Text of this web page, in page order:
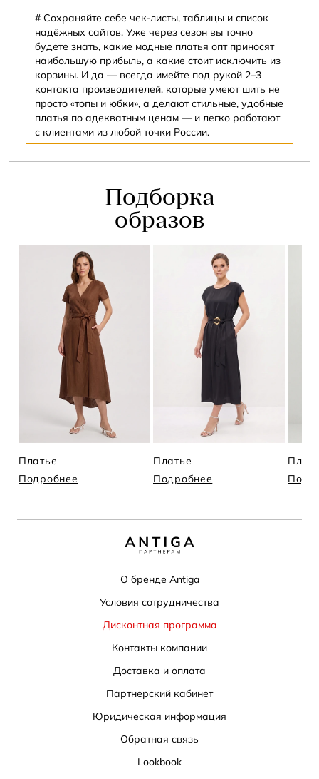
Сохраняйте себе чек-листы, таблицы и список
надёжных сайтов. Уже через сезон вы точно
будете знать, какие модные платья опт приносят
наибольшую прибыль, а какие стоит исключить из
корзины. И да — всегда имейте под рукой 2–3
контакта производителей, которые умеют шить не
просто «топы и юбки», а делают стильные, удобные
платья по адекватным ценам — и легко работают
с клиентами из любой точки России.
Подборка
образов
Платье
Подробнее
Платье
Подробнее
О бренде Antiga
Условия сотрудничества
Дисконтная программа
Контакты компании
Доставка и оплата
Партнерский кабинет
Юридическая информация
Обратная связь
Lookbook